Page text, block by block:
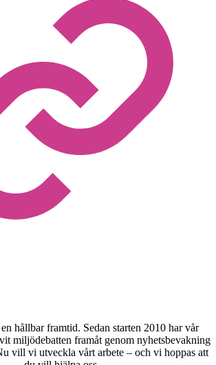
hållbar framtid. Sedan starten 2010 har vår
miljödebatten framåt genom nyhetsbevakning
vill vi utveckla vårt arbete – och vi hoppas att